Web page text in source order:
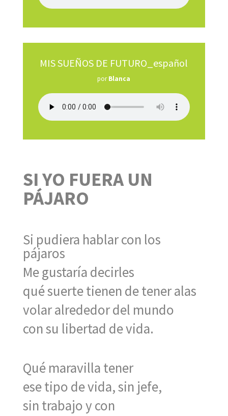
MIS SUEÑOS DE FUTURO_español
porBlanca
SI YO FUERA UN
PÁJARO
Si pudiera hablar con los
pájaros
Me gustaría decirles
qué suerte tienen de tener alas
volar alrededor del mundo
con su libertad de vida.
Qué maravilla tener
ese tipo de vida, sin jefe,
sin trabajo y con